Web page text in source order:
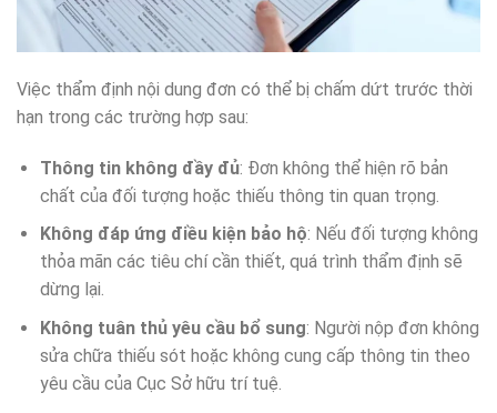
Việc thẩm định nội dung đơn có thể bị chấm dứt trước thời
hạn trong các trường hợp sau:
Thông tin không đầy đủ: Đơn không thể hiện rõ bản
chất của đối tượng hoặc thiếu thông tin quan trọng.
Không đáp ứng điều kiện bảo hộ: Nếu đối tượng không
thỏa mãn các tiêu chí cần thiết, quá trình thẩm định sẽ
dừng lại.
Không tuân thủ yêu cầu bổ sung: Người nộp đơn không
sửa chữa thiếu sót hoặc không cung cấp thông tin theo
yêu cầu của Cục Sở hữu trí tuệ.